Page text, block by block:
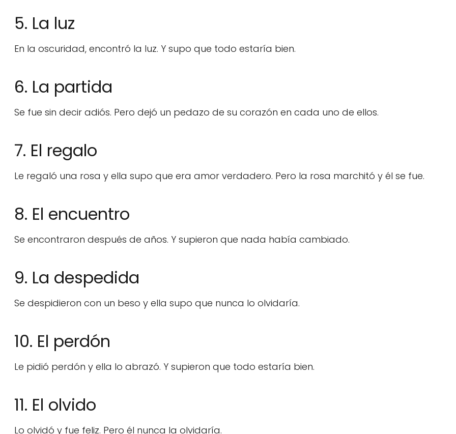
5. La luz
En la oscuridad, encontró la luz. Y supo que todo estaría bien.
6. La partida
Se fue sin decir adiós. Pero dejó un pedazo de su corazón en cada uno de ellos.
7. El regalo
Le regaló una rosa y ella supo que era amor verdadero. Pero la rosa marchitó y él se fue.
8. El encuentro
Se encontraron después de años. Y supieron que nada había cambiado.
9. La despedida
Se despidieron con un beso y ella supo que nunca lo olvidaría.
10. El perdón
Le pidió perdón y ella lo abrazó. Y supieron que todo estaría bien.
11. El olvido
Lo olvidó y fue feliz. Pero él nunca la olvidaría.